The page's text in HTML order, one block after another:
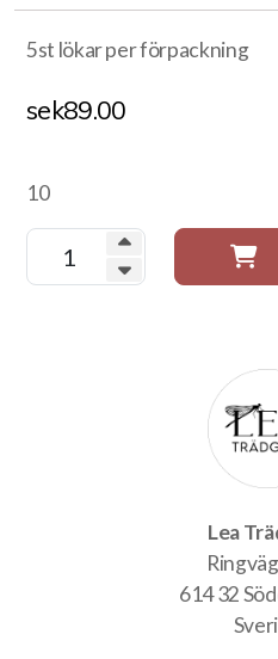
5st lökar per förpackning
sek89.00
10
Lea
614 32